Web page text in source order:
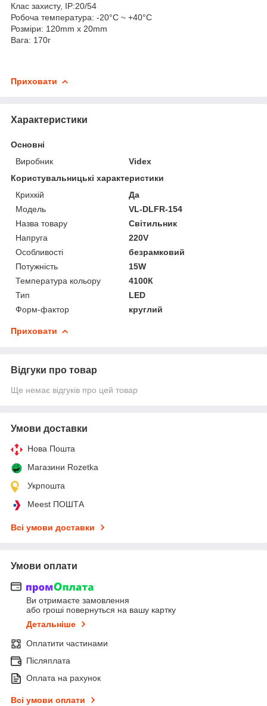
Клас захисту, IP:20/54
Робоча температура: -20°C ~ +40°С
Розміри: 120mm x 20mm
Вага: 170г
Приховати
Характеристики
Основні
Виробник
Videx
Користувальницькі характеристики
Крихкій
Да
Мoдель
VL-DLFR-154
Назва товару
Світильник
Напруга
220V
Особливості
безрамковий
Потужність
15W
Температура кольору
4100К
Тип
LED
Форм-фактор
круглий
Приховати
Відгуки про товар
Ще немає відгуків про цей товар
Умови доставки
Нова Пошта
Магазини Rozetka
Укрпошта
Meest ПОШТА
Всі умови доставки
Умови оплати
Ви отримаєте замовлення
або гроші повернуться на вашу картку
Детальніше
Оплатити частинами
Післяплата
Оплата на рахунок
Всі умови оплати